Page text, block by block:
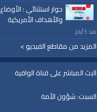
حوار استثنائي :
والأهداف الأمريكية
منذ 5 أيام
المزيد من مقاطع الفيديو >
البث المباشر على قناة الواقية
السبت: شؤون الأمة